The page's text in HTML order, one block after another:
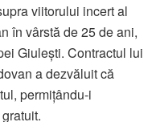
viitorului incert al
în vârstă de 25 de ani,
Giulești. Contractul lui
a dezvăluit că
permițându-i